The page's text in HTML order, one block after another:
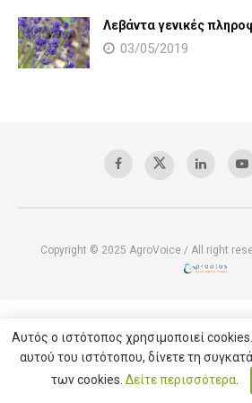
Λεβάντα γενικές
03/05/2019
Copyright © 2025 AgroVoice / All right
Αυτός ο ιστότοπος χρησιμοποιεί
αυτού του ιστότοπου, δίνετε τη
των cookies. Δείτε περισσότερα